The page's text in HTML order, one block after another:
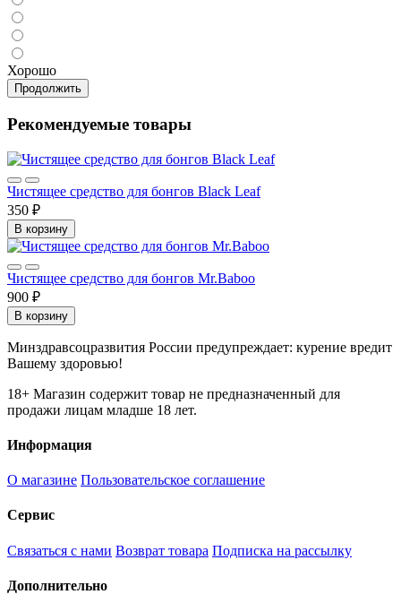
Хорошо
Продолжить
Рекомендуемые товары
Чистящее средство для бонгов Black Leaf
350 ₽
В корзину
Чистящее средство для бонгов Mr.Baboo
900 ₽
В корзину
Минздравсоцразвития России предупреждает: курение вредит
Вашему здоровью!
18+ Магазин содержит товар не предназначенный для
продажи лицам младше 18 лет.
Информация
О магазине Пользовательское соглашение
Сервис
Связаться с нами Возврат товара Подписка на рассылку
Дополнительно